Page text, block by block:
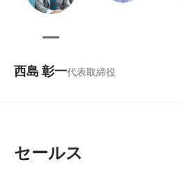
西島 彰一代表取締役
セールス